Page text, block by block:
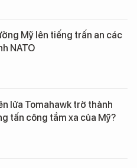
Mỹ lên tiếng trấn an các
NATO
lửa Tomahawk trở thành
tấn công tầm xa của Mỹ?